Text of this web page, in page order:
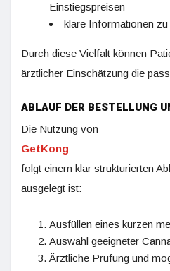
Einstiegspreisen
klare Informationen
Durch diese Vielfalt können
ärztlicher Einschätzung die
ABLAUF DER BESTELLUNG
Die Nutzung von
GetKong
folgt einem klar strukturierten
ausgelegt ist:
Ausfüllen eines kurzen
Auswahl geeigneter
Ärztliche Prüfung und